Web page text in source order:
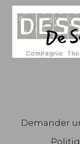
Demander